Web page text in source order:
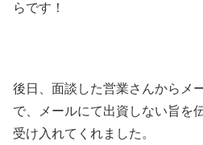
らです！
後日、面談した営業さんからメ
で、メールにて出資しない旨を
受け入れてくれました。